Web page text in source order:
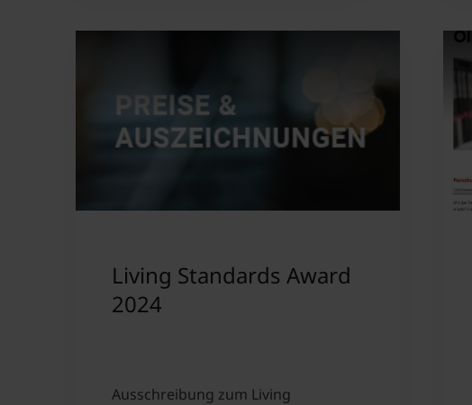
Living Standards Award
2024
Ausschreibung zum Living